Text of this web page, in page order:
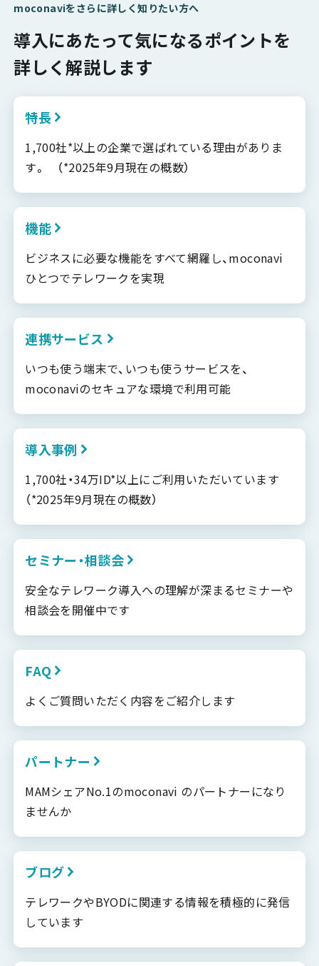
moconaviをさらに詳しく知りたい方へ
導入にあたって気になるポイントを
詳しく解説します
特長
1,700社*以上の企業で選ばれている理由がありま
す。 （*2025年9月現在の概数）
機能
ビジネスに必要な機能をすべて網羅し、moconavi
ひとつでテレワークを実現
連携サービス
いつも使う端末で、いつも使うサービスを、
moconaviのセキュアな環境で利用可能
導入事例
1,700社・34万ID*以上にご利用いただいています
（*2025年9月現在の概数）
セミナー・相談会
安全なテレワーク導入への理解が深まるセミナーや
相談会を開催中です
FAQ
よくご質問いただく内容をご紹介します
パートナー
MAMシェアNo.1のmoconavi のパートナーになり
ませんか
ブログ
テレワークやBYODに関連する情報を積極的に発信
しています